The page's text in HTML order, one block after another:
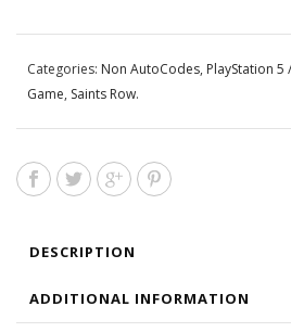
Categories: Non AutoCodes, PlayStation 5
Game, Saints Row.
DESCRIPTION
ADDITIONAL INFORMATION